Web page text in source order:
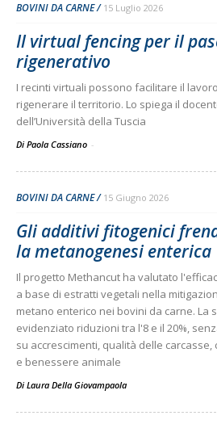
BOVINI DA CARNE 15 Luglio 2026
Il virtual fencing per il
rigenerativo
I recinti virtuali possono facilitare il
rigenerare il territorio. Lo spiega il
dell’Università della Tuscia
Di Paola Cassiano -
BOVINI DA CARNE 15 Giugno 2026
Gli additivi fitogenici
la metanogenesi enterica
Il progetto Methancut ha valutato
a base di estratti vegetali nella
metano enterico nei bovini da carne. La
evidenziato riduzioni tra l'8 e il 20%,
su accrescimenti, qualità delle
e benessere animale
Di Laura Della Giovampaola